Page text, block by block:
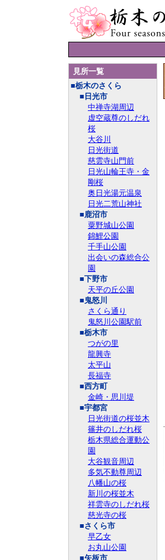
見所一覧
■栃木のさくら
■日光市
中禅寺湖周辺
虚空蔵尊のしだれ
桜
大谷川
日光街道
慈雲寺山門前
日光山輪王寺・金
剛桜
奥日光湯元温泉
日光二荒山神社
■鹿沼市
粟野城山公園
錦鯉公園
千手山公園
出会いの森総合公
園
■下野市
天平の丘公園
■鬼怒川
さくら通り
鬼怒川公園駅前
■栃木市
つがの里
龍興寺
太平山
長福寺
■西方町
金崎・思川堤
■宇都宮
日光街道の桜並木
篠井のしだれ桜
栃木県総合運動公
園
大谷観音周辺
多気不動尊周辺
八幡山の桜
新川の桜並木
祥雲寺のしだれ桜
慈光寺の桜
■さくら市
早乙女
お丸山公園
■矢板市